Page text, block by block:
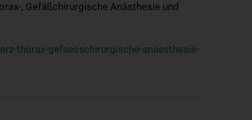
, Gefäßchirurgische Anästhesie und
thorax-gefaesschirurgische-anaesthesie-